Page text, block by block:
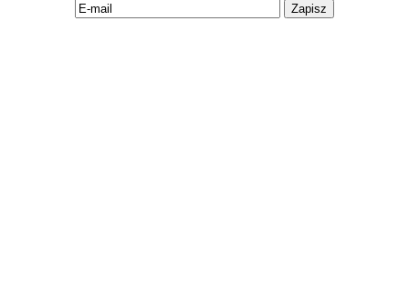
Zapisz